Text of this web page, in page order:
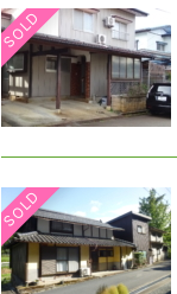
SOLD
SOLD